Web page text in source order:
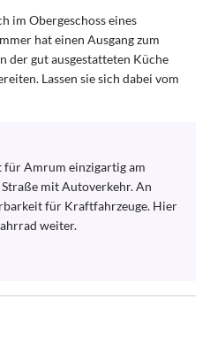
im Obergeschoss eines
hat einen Ausgang zum
der gut ausgestatteten Küche
Lassen sie sich dabei vom
für Amrum einzigartig am
mit Autoverkehr. An
für Kraftfahrzeuge. Hier
weiter.